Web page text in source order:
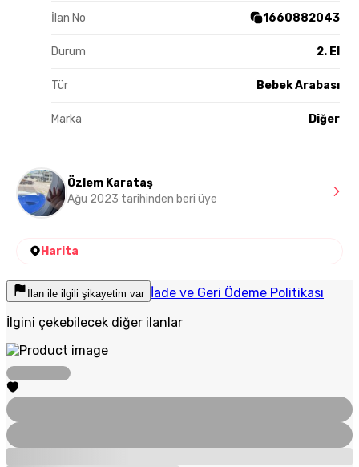
İlan No 1660882043
Durum 2. El
Tür Bebek Arabası
Marka Diğer
Özlem Karataş
Ağu 2023 tarihinden beri üye
Harita
İlan ile ilgili şikayetim var İade ve Geri Ödeme Politikası
İlgini çekebilecek diğer ilanlar